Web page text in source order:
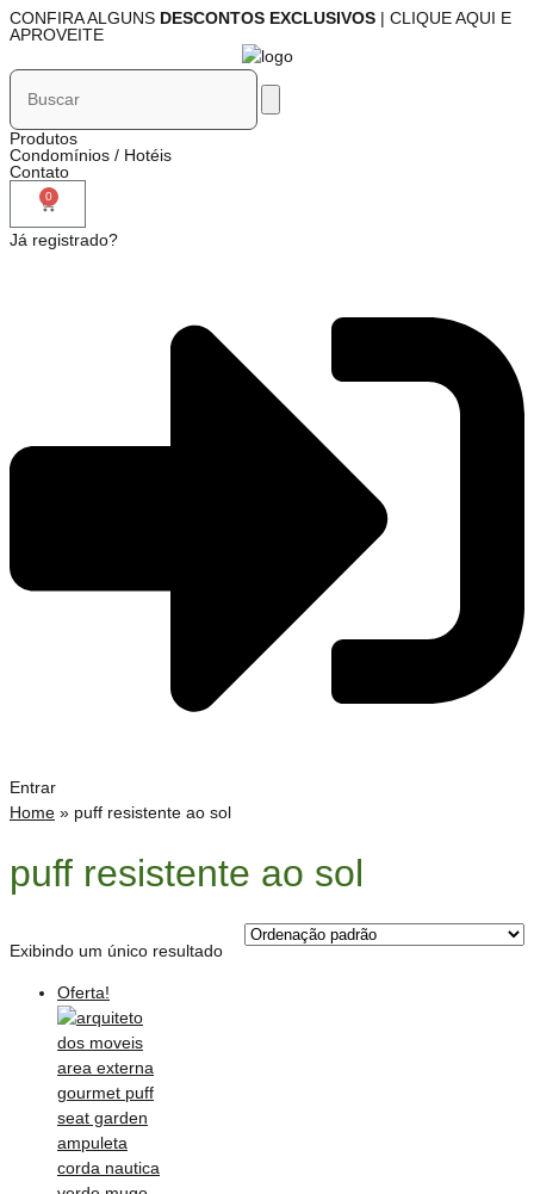
CONFIRA ALGUNS DESCONTOS EXCLUSIVOS | CLIQUE AQUI E
APROVEITE
Produtos
Condomínios / Hotéis
Contato
0
Já registrado?
Entrar
Home » puff resistente ao sol
puff resistente ao sol
Exibindo um único resultado
Oferta!